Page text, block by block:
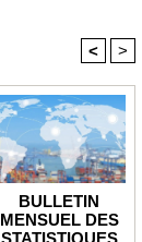
< >
BULLETIN
MENSUEL DES
STATISTIQUES